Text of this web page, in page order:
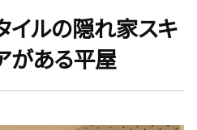
イルの隠れ家スキ
がある平屋